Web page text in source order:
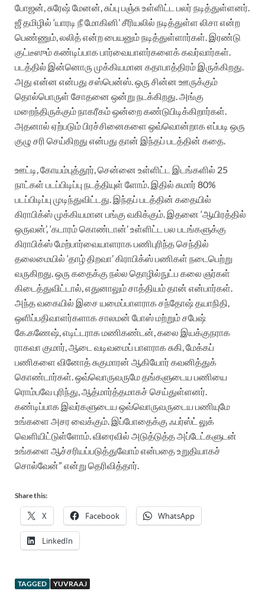
போஜன், சுரேஷ் மேனன், சுப்பு பஞ்சு உள்ளிட்ட பலர் நடித்துள்ளனர்.
ஜீ தமிழில் ‘யாரடி நீ மோகினி’ சீரியலில் நடித்துள்ள லிசா என்ற
பெண்ணும், லலித் என்ற பையனும் நடித்துள்ளார்கள். இரண்டு
குட்டீஸும் கண்டிப்பாக பார்வையாளர்களைக் கவர்வார்கள்.
படத்தில் இன்னொரு முக்கியமான கதாபாத்திரம் இருக்கிறது.
அது என்ன என்பது சஸ்பென்ஸ். ஒரு சின்ன ஊருக்கும்
தொல்பொருள் சோதனை ஒன்று நடக்கிறது. அங்கு
மறைந்திருக்கும் நாகரீகம் ஒன்றை கண்டுபிடிக்கிறார்கள்.
அதனால் ஏற்படும் பிரச்சினைகளை ஒவ்வொன்றாக எப்படி ஒரு
குழு சரி செய்கிறது என்பது தான் இந்தப் படத்தின் கதை.
ஊட்டி, கோயம்புத்தூர், சென்னை உள்ளிட்ட இடங்களில் 25
நாட்கள் படப்பிடிப்பு நடத்தியுள் ளோம். இதில் சுமார் 80%
படப்பிடிப்பு முடிந்துவிட்டது. இந்தப் படத்தின் கதையில்
கிராபிக்ஸ் முக்கியமான பங்கு வகிக்கும். இதனை ‘ஆயிரத்தில்
ஒருவன்’, ‘கடாரம் கொண்டான்’ உள்ளிட்ட பல படங்களுக்கு
கிராபிக்ஸ் மேற்பார்வையாளராக பணிபுரிந்த செந்தில்
தலைமையில் ‘தாழ் திறவா’ கிராபிக்ஸ் பணிகள் நடைபெற்று
வருகிறது. ஒரு கதைக்கு நல்ல தொழில்நுட்ப கலை ஞர்கள்
கிடைத்துவிட்டால், எதுனாலும் சாத்தியம் தான் என்பார்கள்.
அந்த வகையில் இசை யமைப்பாளராக சந்தோஷ் தயாநிதி,
ஒளிப்பதிவாளர்களாக சாலமன் போஸ் மற்றும் சபேஷ்
கே.கணேஷ், எடிட்டராக மணிகண்டன், கலை இயக்குநராக
ராகவா குமார், ஆடை வடிவமைப் பாளராக சுகி, மேக்கப்
பணிகளை வினோத் சுகுமாரன் ஆகியோர் கவனித்துக்
கொண்டார்கள். ஒவ்வொருவருமே தங்களுடைய பணியை
ரொம்பவே புரிந்து, ஆத்மார்த்தமாகச் செய்துள்ளனர்.
கண்டிப்பாக இவர்களுடைய ஒவ்வொருவருடைய பணியுமே
உங்களை அசர வைக்கும். இப்போதைக்கு ஃபர்ஸ்ட் லுக்
வெளியிட்டுள்ளோம். விரைவில் அடுத்டுத்த அப்டேட்களுடன்
உங்களை ஆச்சரியப்படுத்துவோம் என்பதை உறுதியாகச்
சொல்வேன்” என்று தெரிவித்தார்.
Share this:
X Facebook WhatsApp
LinkedIn
TAGGED YUVRAAJ